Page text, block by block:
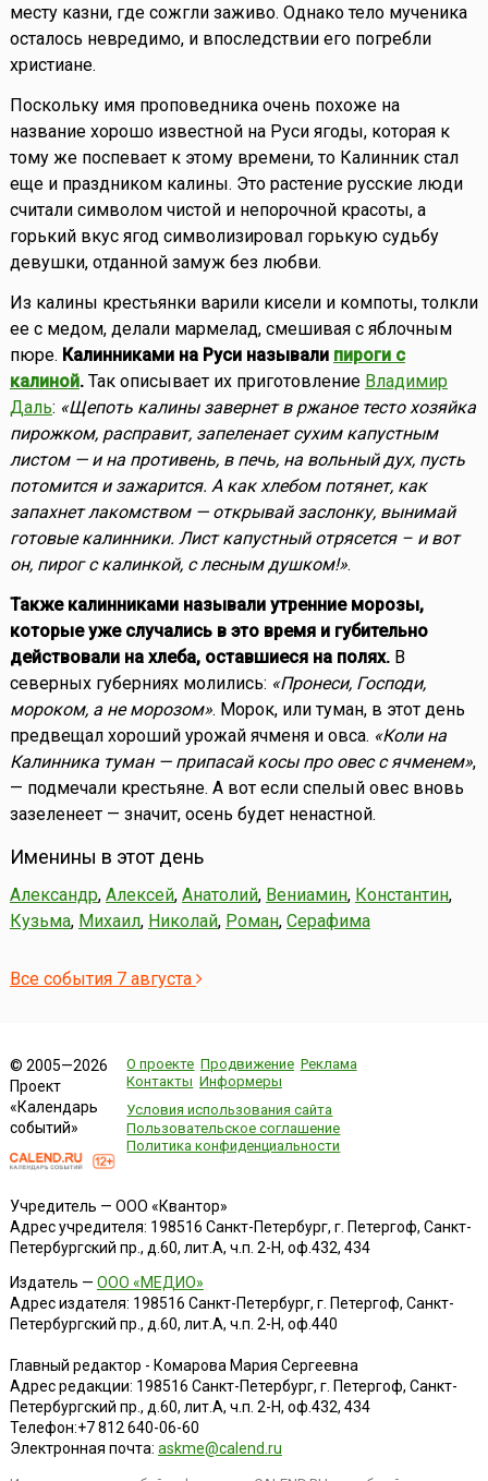
месту казни, где сожгли заживо. Однако тело мученика
осталось невредимо, и впоследствии его погребли
христиане.
Поскольку имя проповедника очень похоже на
название хорошо известной на Руси ягоды, которая к
тому же поспевает к этому времени, то Калинник стал
еще и праздником калины. Это растение русские люди
считали символом чистой и непорочной красоты, а
горький вкус ягод символизировал горькую судьбу
девушки, отданной замуж без любви.
Из калины крестьянки варили кисели и компоты, толкли
ее с медом, делали мармелад, смешивая с яблочным
пюре. Калинниками на Руси называли пироги с
калиной.Так описывает их приготовление Владимир
Даль: «Щепоть калины завернет в ржаное тесто хозяйка
пирожком, расправит, запеленает сухим капустным
листом — и на противень, в печь, на вольный дух, пусть
потомится и зажарится. А как хлебом потянет, как
запахнет лакомством — открывай заслонку, вынимай
готовые калинники. Лист капустный отрясется – и вот
он, пирог с калинкой, с лесным душком!».
Также калинниками называли утренние морозы,
которые уже случались в это время и губительно
действовали на хлеба, оставшиеся на полях.В
северных губерниях молились: «Пронеси, Господи,
мороком, а не морозом». Морок, или туман, в этот день
предвещал хороший урожай ячменя и овса. «Коли на
Калинника туман — припасай косы про овес с ячменем»,
— подмечали крестьяне. А вот если спелый овес вновь
зазеленеет — значит, осень будет ненастной.
Именины в этот день
Александр, Алексей, Анатолий, Вениамин, Константин,
Кузьма, Михаил, Николай, Роман, Серафима
Все события 7 августа
© 2005—2026
Проект
«Календарь
событий»
О проекте Продвижение Реклама
Контакты Информеры
Условия использования сайта
Пользовательское соглашение
Политика конфиденциальности
Учредитель — ООО «Квантор»
Адрес учредителя: 198516 Санкт-Петербург, г. Петергоф, Санкт-
Петербургский пр., д.60, лит.А, ч.п. 2-Н, оф.432, 434
Издатель — ООО «МЕДИО»
Адрес издателя: 198516 Санкт-Петербург, г. Петергоф, Санкт-
Петербургский пр., д.60, лит.А, ч.п. 2-Н, оф.440
Главный редактор - Комарова Мария Сергеевна
Адрес редакции: 198516 Санкт-Петербург, г. Петергоф, Санкт-
Петербургский пр., д.60, лит.А, ч.п. 2-Н, оф.432, 434
Телефон:+7 812 640-06-60
Электронная почта: askme@calend.ru